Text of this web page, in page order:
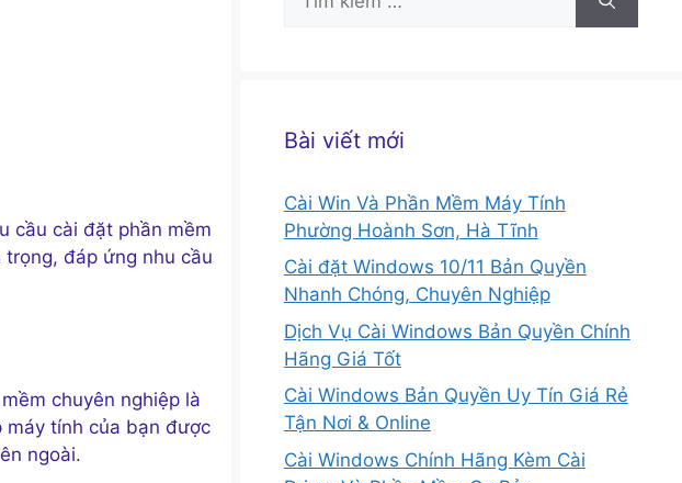
cầu cài đặt phần mềm
trọng, đáp ứng nhu cầu
chuyên nghiệp là
máy tính của bạn được
ngoài.
kiếm
Bài viết mới
Cài Win Và Phần Mềm Máy Tính
Phường Hoành Sơn, Hà Tĩnh
Cài đặt Windows 10/11 Bản Quyền
Nhanh Chóng, Chuyên Nghiệp
Dịch Vụ Cài Windows Bản Quyền Chính
Hãng Giá Tốt
Cài Windows Bản Quyền Uy Tín Giá Rẻ
Tận Nơi & Online
Cài Windows Chính Hãng Kèm Cài